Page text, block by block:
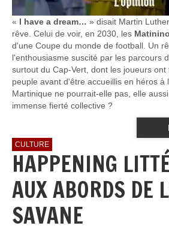
« I have a dream… » disait Martin
rêve. Celui de voir, en 2030, les
d'une Coupe du monde de football. Un
l'enthousiasme suscité par les parcours
surtout du Cap-Vert, dont les joueurs ont
peuple avant d'être accueillis en héros à
Martinique ne pourrait-elle pas, elle
immense fierté collective ?
CULTURE
HAPPENING
AUX ABORDS DE
SAVANE